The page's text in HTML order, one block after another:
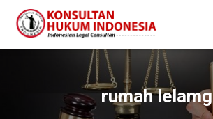
rumah lelamg